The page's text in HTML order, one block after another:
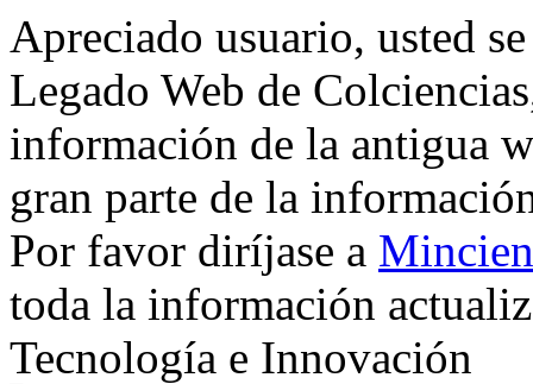
Apreciado usuario, usted
Legado Web de
información de la antigua
gran parte de la
Por favor diríjase a
toda la información
Tecnología e Innovación